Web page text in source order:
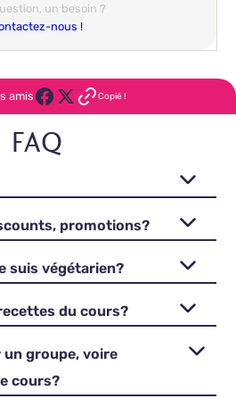
un besoin ?
nous !
amis Copié !
FAQ
promotions?
suis végétarien?
du cours?
groupe, voire
cours?